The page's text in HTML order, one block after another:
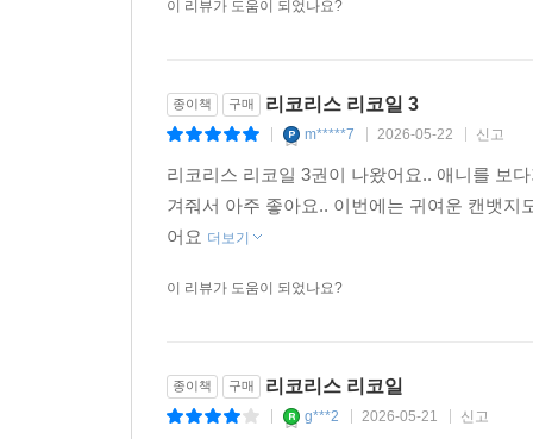
종이책 구매 리코리스 리코일 3
| m*****7 | 2026-05-22 신고
리코리스 리코일 3권이 나왔어요.. 애니를 보
겨줘서 아주 좋아요.. 이번에는 귀여운 캔뱃
종이책 구매 리코리스 리코일